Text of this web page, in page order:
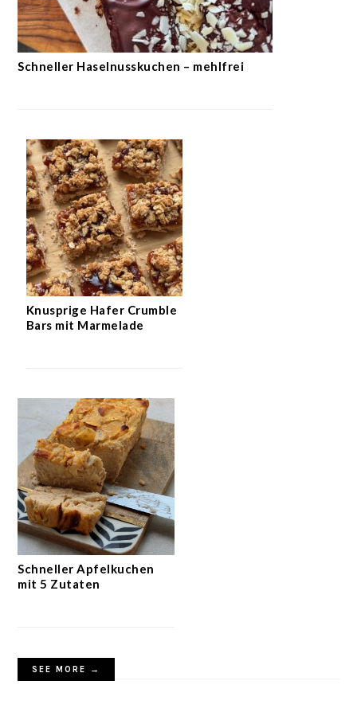
Schneller Haselnusskuchen – mehlfrei
Knusprige Hafer Crumble
Bars mit Marmelade
Schneller Apfelkuchen
mit 5 Zutaten
SEE MORE →